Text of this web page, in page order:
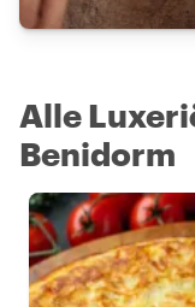
Alle
Benidorm